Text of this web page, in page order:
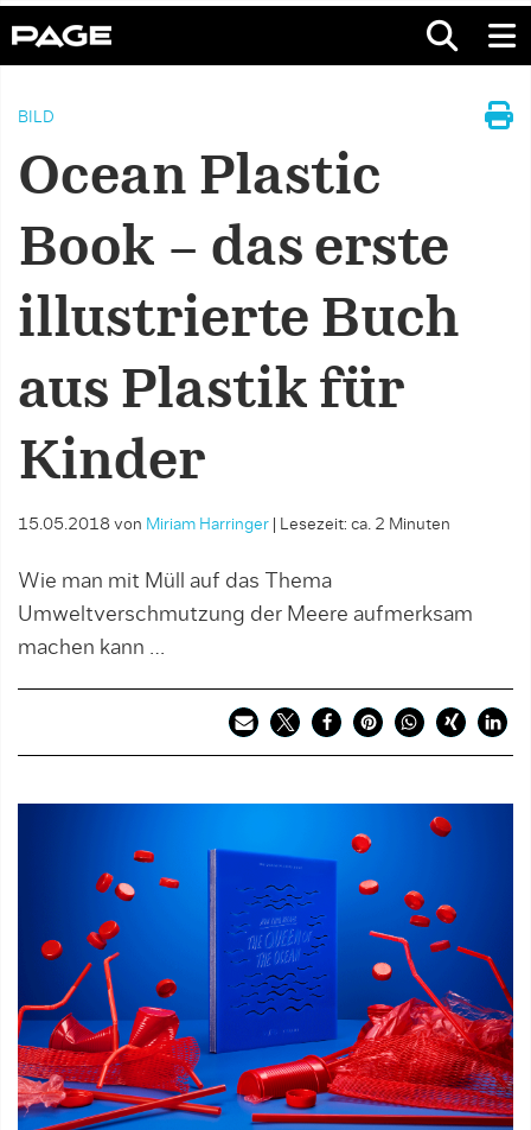
BILD
Ocean Plastic
Book – das erste
illustrierte Buch
aus Plastik für
Kinder
15.05.2018 von Miriam Harringer Lesezeit: ca. 2 Minuten
Wie man mit Müll auf das Thema
Umweltverschmutzung der Meere aufmerksam
machen kann …